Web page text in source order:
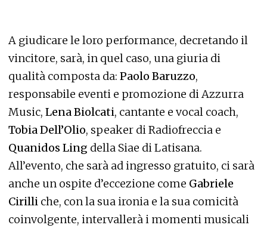
A giudicare le loro performance, decretando il
vincitore, sarà, in quel caso, una giuria di
qualità composta da: Paolo Baruzzo,
responsabile eventi e promozione di Azzurra
Music, Lena Biolcati, cantante e vocal coach,
Tobia Dell’Olio, speaker di Radiofreccia e
Quanidos Ling della Siae di Latisana.
All’evento, che sarà ad ingresso gratuito, ci sarà
anche un ospite d’eccezione come Gabriele
Cirilli che, con la sua ironia e la sua comicità
coinvolgente, intervallerà i momenti musicali